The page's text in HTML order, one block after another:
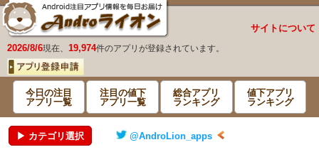
サイトについて
2026/8/6現在、 19,974件のアプリが登録されています。
今日の注目
アプリ一覧
注目の値下
アプリ一覧
総合アプリ
ランキング
値下アプリ
ランキング
▶ カテゴリ選択 @AndroLion_apps